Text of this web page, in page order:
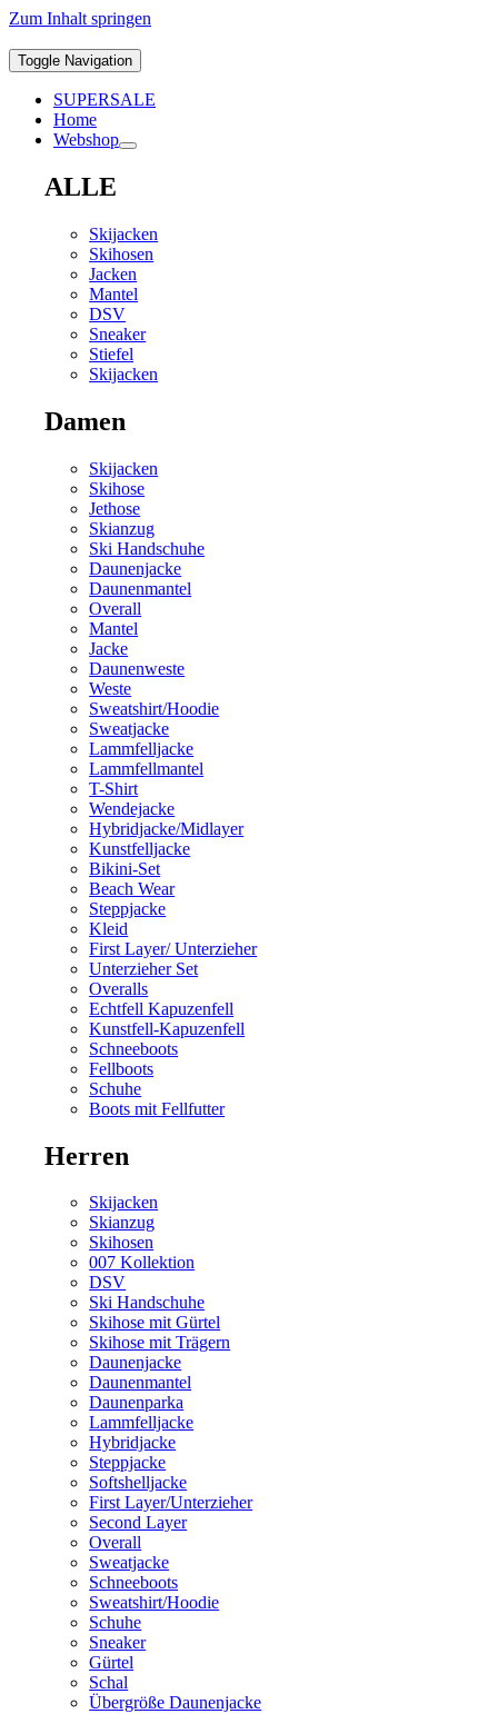
Zum Inhalt springen
Toggle Navigation
SUPERSALE
Home
Webshop
ALLE
Skijacken
Skihosen
Jacken
Mantel
DSV
Sneaker
Stiefel
Skijacken
Damen
Skijacken
Skihose
Jethose
Skianzug
Ski Handschuhe
Daunenjacke
Daunenmantel
Overall
Mantel
Jacke
Daunenweste
Weste
Sweatshirt/Hoodie
Sweatjacke
Lammfelljacke
Lammfellmantel
T-Shirt
Wendejacke
Hybridjacke/Midlayer
Kunstfelljacke
Bikini-Set
Beach Wear
Steppjacke
Kleid
First Layer/ Unterzieher
Unterzieher Set
Overalls
Echtfell Kapuzenfell
Kunstfell-Kapuzenfell
Schneeboots
Fellboots
Schuhe
Boots mit Fellfutter
Herren
Skijacken
Skianzug
Skihosen
007 Kollektion
DSV
Ski Handschuhe
Skihose mit Gürtel
Skihose mit Trägern
Daunenjacke
Daunenmantel
Daunenparka
Lammfelljacke
Hybridjacke
Steppjacke
Softshelljacke
First Layer/Unterzieher
Second Layer
Overall
Sweatjacke
Schneeboots
Sweatshirt/Hoodie
Schuhe
Sneaker
Gürtel
Schal
Übergröße Daunenjacke